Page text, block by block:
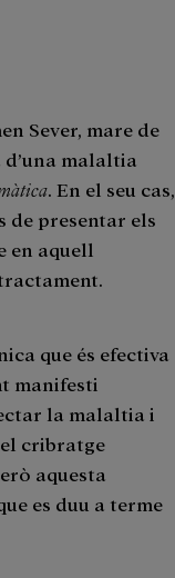
Sever, mare de
malaltia
. En el seu cas,
de presentar els
en aquell
que és efectiva
manifesti
la malaltia i
cribratge
aquesta
es duu a terme